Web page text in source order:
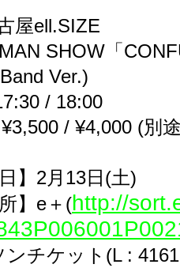
屋ell.SIZE
SHOW「
Ver.)
/ 18:00
¥3,500 / ¥4,000 (別
】2月13日(土)
】e＋(http://
ンチケット(L :